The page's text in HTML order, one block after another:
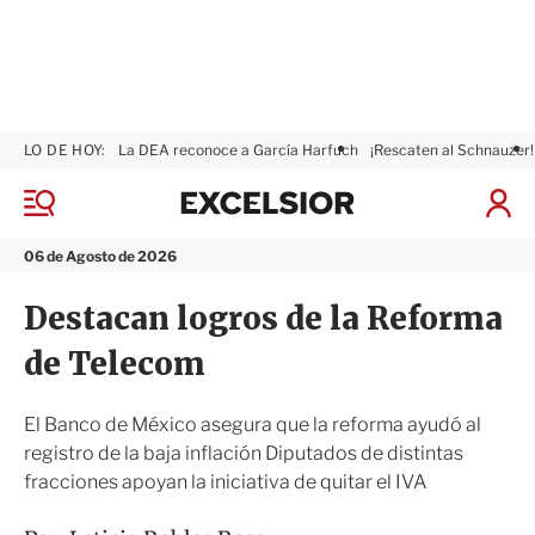
M
n
06 de Agosto de 2026
LO DE HOY: La DEA reconoce a García Harfuch ¡Rescaten al Schnauzer!
I
a
x
i
Destacan logros de la Reforma
de Telecom
El Banco de México asegura que la reforma ayudó al
registro de la baja inflación Diputados de distintas
fracciones apoyan la iniciativa de quitar el IVA